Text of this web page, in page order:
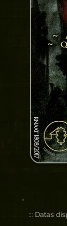
::: Datas